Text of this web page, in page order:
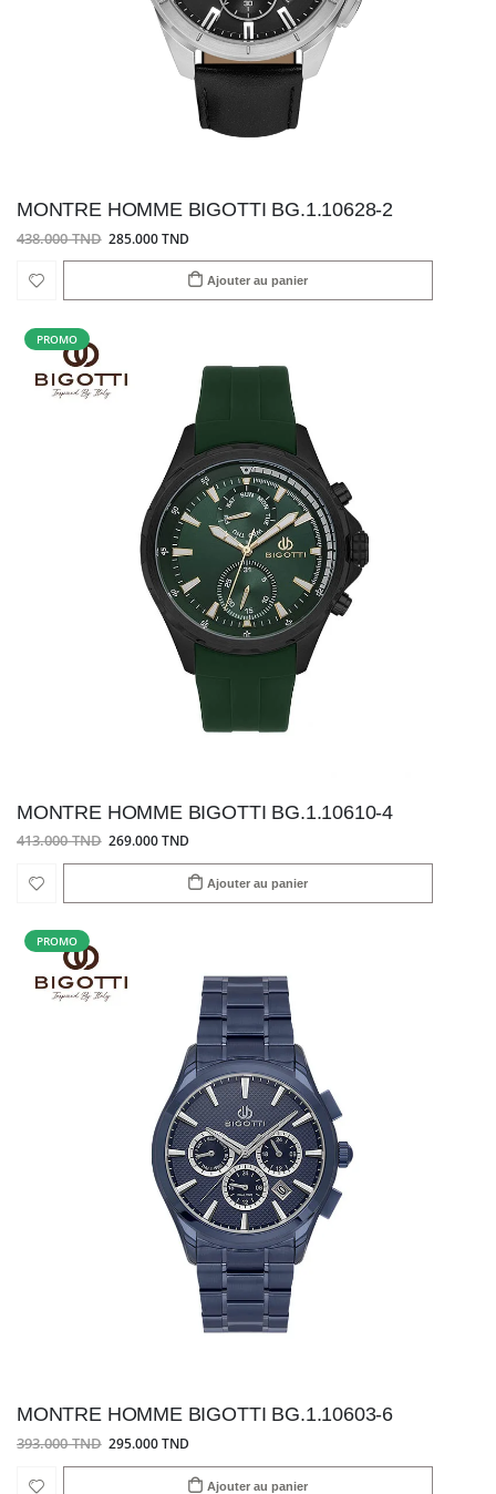
MONTRE HOMME BIGOTTI BG.1.10628-2
438.000 TND 285.000 TND
Ajouter au panier
PROMO
MONTRE HOMME BIGOTTI BG.1.10610-4
413.000 TND 269.000 TND
Ajouter au panier
PROMO
MONTRE HOMME BIGOTTI BG.1.10603-6
393.000 TND 295.000 TND
Ajouter au panier